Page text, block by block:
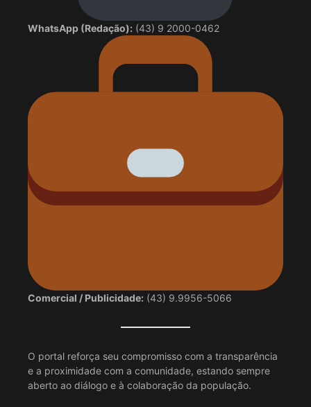
WhatsApp (Redação): (43) 9 2000-0462
Comercial / Publicidade: (43) 9.9956-5066
O portal reforça seu compromisso com a transparência
e a proximidade com a comunidade, estando sempre
aberto ao diálogo e à colaboração da população.